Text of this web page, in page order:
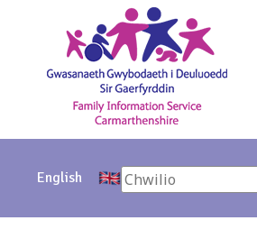
English Search